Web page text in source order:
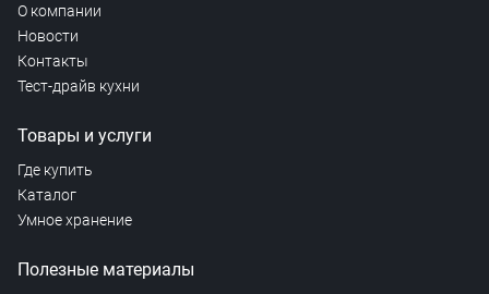
О компании
Новости
Контакты
Тест-драйв кухни
Товары и услуги
Где купить
Каталог
Умное хранение
Полезные материалы